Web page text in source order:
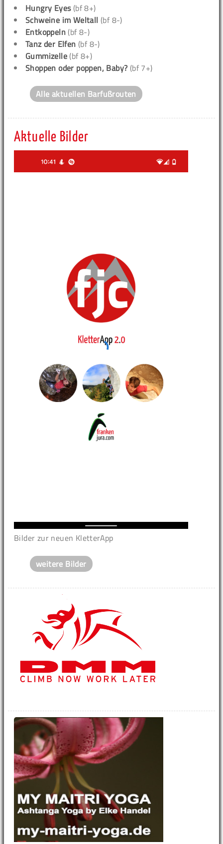
Hungry Eyes(bf 8+)
Schweine im Weltall (bf 8-)
Entkoppeln (bf 8-)
Tanz der Elfen (bf 8-)
Gummizelle (bf 8+)
Shoppen oder poppen, Baby? (bf 7+)
Alle aktuellen Barfußrouten
Aktuelle Bilder
Bilder zur neuen KletterApp
weitere Bilder